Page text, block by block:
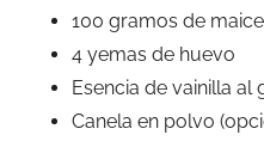
100 gramos de
4 yemas de huevo
Esencia de vainilla al
Canela en polvo